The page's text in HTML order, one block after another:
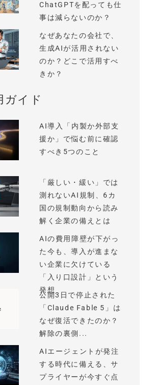
ChatGPTを配っても仕
事は減らないのか？
なぜあなたの会社で、
生成AIが活用されない
のか？どこで活用すべ
きか？
ガイド
AI導入「内製か外部支
援か」で悩む前に確認
すべき5つのこと
「厳しい・緩い」では
測れないAI規制、6カ
国の規制動向から読み
解く企業の備えとは
AIの費用障壁が下がっ
た今も、導入が進まな
い企業に欠けている
「入り口設計」という
発想
公開3日で停止された
「Claude Fable 5」は
なぜ復活できたのか？
解除の裏側...
AIエージェントが発注
する時代に備える、サ
プライヤーが今すぐ点